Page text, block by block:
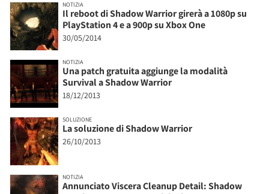
NOTIZIA
Il reboot di Shadow Warrior girerà a 1080p su
PlayStation 4 e a 900p su Xbox One
30/05/2014
NOTIZIA
Una patch gratuita aggiunge la modalità
Survival a Shadow Warrior
18/12/2013
SOLUZIONE
La soluzione di Shadow Warrior
26/10/2013
NOTIZIA
Annunciato Viscera Cleanup Detail: Shadow